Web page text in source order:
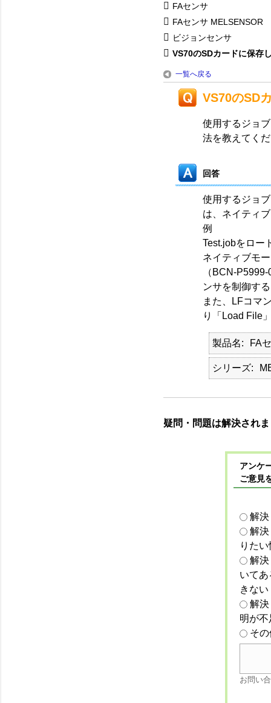
FAセンサ
FAセンサ MELSENSOR
ビジョンセンサ
VS70のSDカードに保存
一覧へ戻る
VS70のSD
使用するジョ
法を教えてく
回答
使用するジョ
は、ネイティ
例
Test.jobをロー
ネイティブモ
（BCN-
ンサを制御す
また、LFコマ
り「Load File
製品名 FA
シリーズ
疑問・問題は解決され
アンケ
ご意見
解
解
りた
解
いて
きない
解
明が
そ
お問い